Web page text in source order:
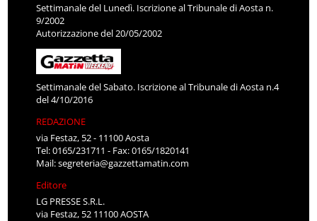
Settimanale del Lunedì. Iscrizione al Tribunale di Aosta n.
9/2002
Autorizzazione del 20/05/2002
Settimanale del Sabato. Iscrizione al Tribunale di Aosta n.4
del 4/10/2016
REDAZIONE
via Festaz, 52 - 11100 Aosta
Tel: 0165/231711 - Fax: 0165/1820141
Mail:segreteria@gazzettamatin.com
Editore
LG PRESSE S.R.L.
via Festaz, 52 11100 AOSTA